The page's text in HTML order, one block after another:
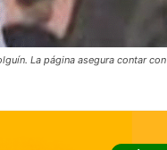
La página asegura contar